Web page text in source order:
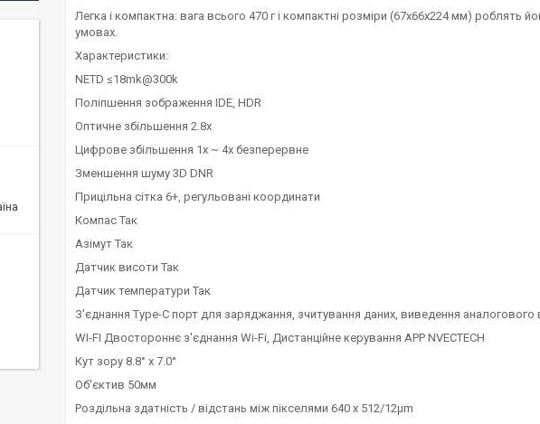
Легка і компактна: вага всього 470 г і компактні розміри (67x66x224 мм) роблять
умовах.
Характеристики:
NETD ≤18mk@300k
Поліпшення зображення IDE, HDR
Оптичне збільшення 2.8x
Цифрове збільшення 1x ~ 4x безперервне
Зменшення шуму 3D DNR
Прицільна сітка 6+, регульовані координати
Компас Так
Азімут Так
Датчик висоти Так
Датчик температури Так
З'єднання Type-C порт для заряджання, зчитування даних, виведення аналогового
WI-FI Двостороннє з'єднання Wi-Fi, Дистанційне керування APP NVECTECH
Кут зору 8.8° x 7.0°
Об'єктив 50мм
Роздільна здатність / відстань між пікселями 640 x 512/12μm